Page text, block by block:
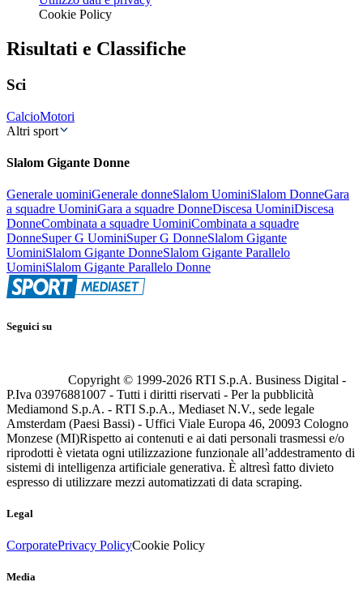
Cookie Policy
Risultati e Classifiche
Sci
CalcioMotori
Altri sport
Slalom Gigante Donne
Generale uominiGenerale donneSlalom UominiSlalom DonneGara
a squadre UominiGara a squadre DonneDiscesa UominiDiscesa
DonneCombinata a squadre UominiCombinata a squadre
DonneSuper G UominiSuper G DonneSlalom Gigante
UominiSlalom Gigante DonneSlalom Gigante Parallelo
UominiSlalom Gigante Parallelo Donne
Seguici su
Copyright © 1999-2026 RTI S.p.A. Business Digital -
P.Iva 03976881007 - Tutti i diritti riservati - Per la pubblicità
Mediamond S.p.A. - RTI S.p.A., Mediaset N.V., sede legale
Amsterdam (Paesi Bassi) - Uffici Viale Europa 46, 20093 Cologno
Monzese (MI)Rispetto ai contenuti e ai dati personali trasmessi e/o
riprodotti è vietata ogni utilizzazione funzionale all’addestramento di
sistemi di intelligenza artificiale generativa. È altresì fatto divieto
espresso di utilizzare mezzi automatizzati di data scraping.
Legal
CorporatePrivacy PolicyCookie Policy
Media